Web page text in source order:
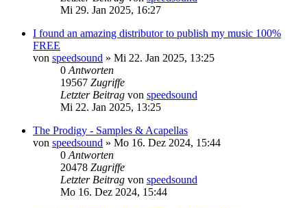
Mi 29. Jan 2025, 16:27
I found an amazing distributor to publish my music 100%
FREE
von speedsound » Mi 22. Jan 2025, 13:25
0 Antworten
19567 Zugriffe
Letzter Beitrag von speedsound
Mi 22. Jan 2025, 13:25
The Prodigy - Samples & Acapellas
von speedsound » Mo 16. Dez 2024, 15:44
0 Antworten
20478 Zugriffe
Letzter Beitrag von speedsound
Mo 16. Dez 2024, 15:44